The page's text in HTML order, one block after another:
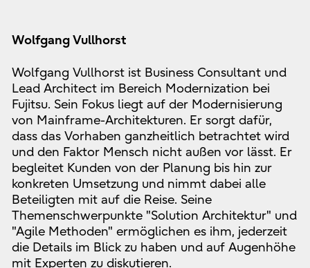
Wolfgang Vullhorst
Wolfgang Vullhorst ist Business Consultant und
Lead Architect im Bereich Modernization bei
Fujitsu. Sein Fokus liegt auf der Modernisierung
von Mainframe-Architekturen. Er sorgt dafür,
dass das Vorhaben ganzheitlich betrachtet wird
und den Faktor Mensch nicht außen vor lässt. Er
begleitet Kunden von der Planung bis hin zur
konkreten Umsetzung und nimmt dabei alle
Beteiligten mit auf die Reise. Seine
Themenschwerpunkte "Solution Architektur" und
"Agile Methoden" ermöglichen es ihm, jederzeit
die Details im Blick zu haben und auf Augenhöhe
mit Experten zu diskutieren.